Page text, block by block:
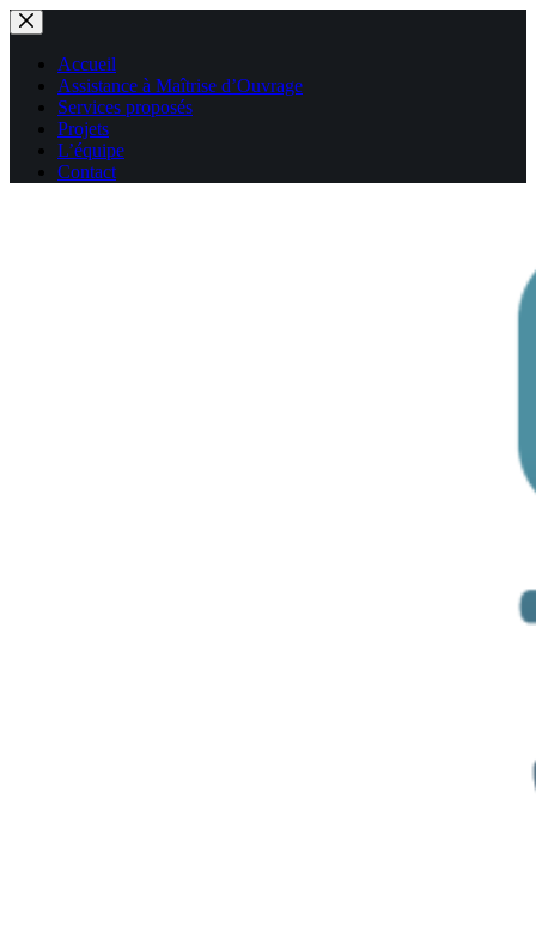
Passer
au
contenuAccueil
Assistance à Maîtrise d’Ouvrage
Services proposés
Projets
L’équipe
Contact